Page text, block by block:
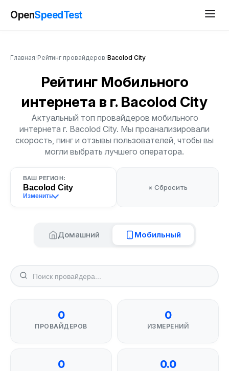
OpenSpeedTest
Главная Рейтинг провайдеров Bacolod City
Рейтинг Мобильного
интернета в г. Bacolod City
Актуальный топ провайдеров мобильного
интернета г. Bacolod City. Мы проанализировали
скорость, пинг и отзывы пользователей, чтобы вы
могли выбрать лучшего оператора.
ВАШ РЕГИОН:
Bacolod City
Изменить
× Сбросить
Домашний Мобильный
0
ПРОВАЙДЕРОВ
0
ИЗМЕРЕНИЙ
0 0.0